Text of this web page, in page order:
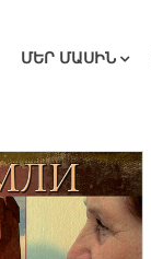
ՄԵՐ ՄԱՍԻՆ